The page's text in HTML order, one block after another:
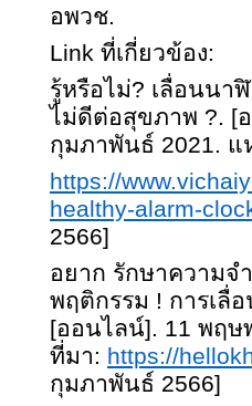
อพวช.
Link ที่เกี่ยวข้อง:
รู้หรือไม่? เลื่อนนา
ไม่ดีต่อสุขภาพ ?. [
กุมภาพันธ์ 2021. แ
https://
healthy-alarm-
2566]
อยาก รักษาความจ
พฤติกรรม ! การเลื่
[ออนไลน์]. 11 พฤษ
ที่มา: https://
กุมภาพันธ์ 2566]